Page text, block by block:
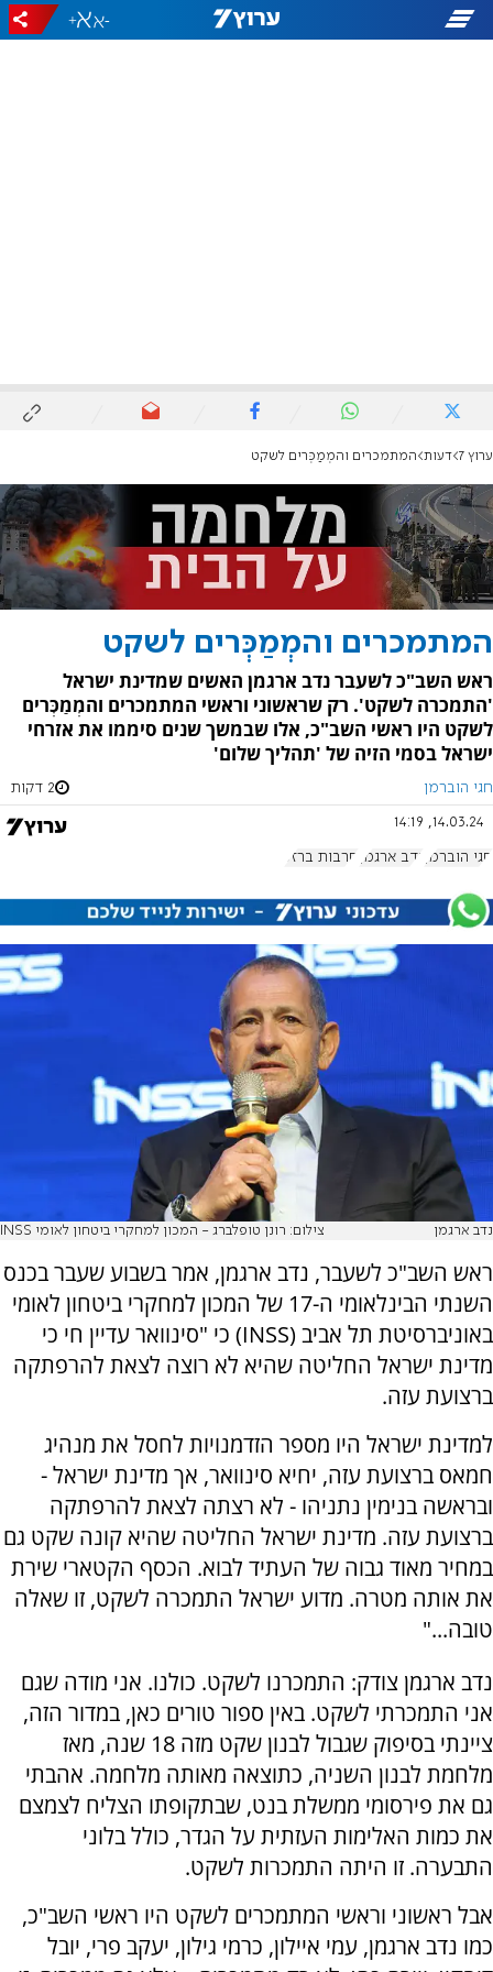
-
+
ערוץ 7 דעות המתמכרים והמְמַכְּרים לשקט
המתמכרים והמְמַכְּרים לשקט
ראש השב"כ לשעבר נדב ארגמן האשים שמדינת ישראל
'התמכרה לשקט'. רק שראשוני וראשי המתמכרים והמְמַכְּרים
לשקט היו ראשי השב"כ, אלו שבמשך שנים סיממו את אזרחי
ישראל בסמי הזיה של 'תהליך שלום'
חגי הוברמן 2 דקות
14.03.24, 14:19
חגי הוברמן נדב ארגמן חרבות ברזל
נדב ארגמן צילום: רונן טופלברג - המכון למחקרי ביטחון לאומי INSS
ראש השב"כ לשעבר, נדב ארגמן, אמר בשבוע שעבר בכנס
השנתי הבינלאומי ה-17 של המכון למחקרי ביטחון לאומי
באוניברסיטת תל אביב (INSS) כי "סינוואר עדיין חי כי
מדינת ישראל החליטה שהיא לא רוצה לצאת להרפתקה
ברצועת עזה.
למדינת ישראל היו מספר הזדמנויות לחסל את מנהיג
חמאס ברצועת עזה, יחיא סינוואר, אך מדינת ישראל -
ובראשה בנימין נתניהו - לא רצתה לצאת להרפתקה
ברצועת עזה. מדינת ישראל החליטה שהיא קונה שקט גם
במחיר מאוד גבוה של העתיד לבוא. הכסף הקטארי שירת
את אותה מטרה. מדוע ישראל התמכרה לשקט, זו שאלה
טובה..."
נדב ארגמן צודק: התמכרנו לשקט. כולנו. אני מודה שגם
אני התמכרתי לשקט. באין ספור טורים כאן, במדור הזה,
ציינתי בסיפוק שגבול לבנון שקט מזה 18 שנה, מאז
מלחמת לבנון השניה, כתוצאה מאותה מלחמה. אהבתי
גם את פירסומי ממשלת בנט, שבתקופתו הצליח לצמצם
את כמות האלימות העזתית על הגדר, כולל בלוני
התבערה. זו היתה התמכרות לשקט.
אבל ראשוני וראשי המתמכרים לשקט היו ראשי השב"כ,
כמו נדב ארגמן, עמי איילון, כרמי גילון, יעקב פרי, יובל